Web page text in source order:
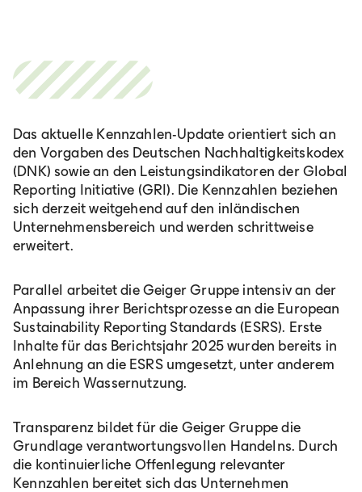
Das aktuelle Kennzahlen-Update orientiert sich an
den Vorgaben des Deutschen Nachhaltigkeitskodex
(DNK) sowie an den Leistungsindikatoren der Global
Reporting Initiative (GRI). Die Kennzahlen beziehen
sich derzeit weitgehend auf den inländischen
Unternehmensbereich und werden schrittweise
erweitert.
Parallel arbeitet die Geiger Gruppe intensiv an der
Anpassung ihrer Berichtsprozesse an die European
Sustainability Reporting Standards (ESRS). Erste
Inhalte für das Berichtsjahr 2025 wurden bereits in
Anlehnung an die ESRS umgesetzt, unter anderem
im Bereich Wassernutzung.
Transparenz bildet für die Geiger Gruppe die
Grundlage verantwortungsvollen Handelns. Durch
die kontinuierliche Offenlegung relevanter
Kennzahlen bereitet sich das Unternehmen